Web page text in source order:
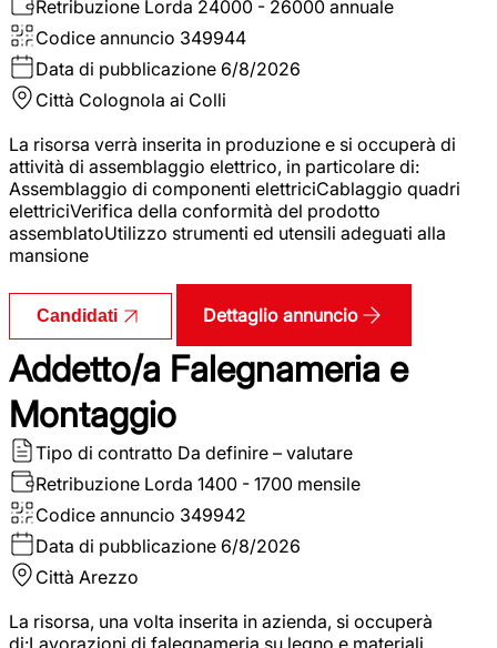
Retribuzione Lorda 24000 - 26000 annuale
Codice annuncio 349944
Data di pubblicazione 6/8/2026
Città Colognola ai Colli
La risorsa verrà inserita in produzione e si occuperà di
attività di assemblaggio elettrico, in particolare di:
Assemblaggio di componenti elettriciCablaggio quadri
elettriciVerifica della conformità del prodotto
assemblatoUtilizzo strumenti ed utensili adeguati alla
mansione
Candidati Dettaglio annuncio
Addetto/a Falegnameria e
Montaggio
Tipo di contratto Da definire – valutare
Retribuzione Lorda 1400 - 1700 mensile
Codice annuncio 349942
Data di pubblicazione 6/8/2026
Città Arezzo
La risorsa, una volta inserita in azienda, si occuperà
di:Lavorazioni di falegnameria su legno e materiali